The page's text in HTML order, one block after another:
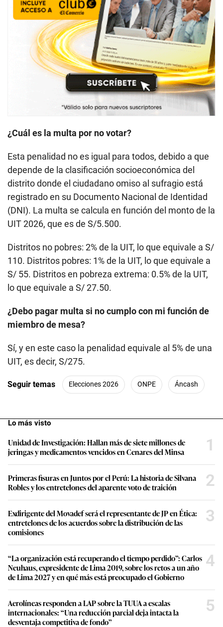
¿Cuál es la multa por no votar?
Esta penalidad no es igual para todos, debido a que
depende de la clasificación socioeconómica del
distrito donde el ciudadano omiso al sufragio está
registrado en su Documento Nacional de Identidad
(DNI). La multa se calcula en función del monto de la
UIT 2026, que es de S/5.500.
Distritos no pobres: 2% de la UIT, lo que equivale a S/
110. Distritos pobres: 1% de la UIT, lo que equivale a
S/ 55. Distritos en pobreza extrema: 0.5% de la UIT,
lo que equivale a S/ 27.50.
¿Debo pagar multa si no cumplo con mi función de
miembro de mesa?
Sí, y en este caso la penalidad equivale al 5% de una
UIT, es decir, S/275.
Seguir temas Elecciones 2026 ONPE Áncash
Lo más visto
Unidad de Investigación: Hallan más de siete millones de
jeringas y medicamentos vencidos en Cenares del Minsa
1
Primeras fisuras en Juntos por el Perú: La historia de Silvana
Robles y los entretelones del aparente voto de traición
2
Exdirigente del Movadef será el representante de JP en Ética:
entretelones de los acuerdos sobre la distribución de las
comisiones
3
“La organización está recuperando el tiempo perdido”: Carlos
Neuhaus, expresidente de Lima 2019, sobre los retos a un año
de Lima 2027 y en qué más está preocupado el Gobierno
4
Aerolíneas responden a LAP sobre la TUUA a escalas
internacionales: “Una reducción parcial deja intacta la
desventaja competitiva de fondo”
5